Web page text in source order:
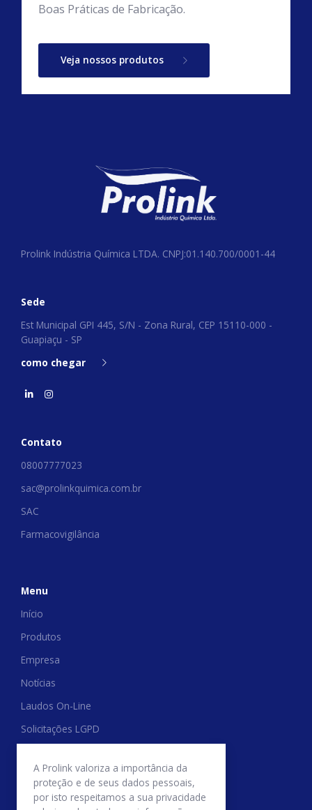
Boas Práticas de Fabricação.
Veja nossos produtos
Prolink Indústria Química LTDA. CNPJ:01.140.700/0001-44
Sede
Est Municipal GPI 445, S/N - Zona Rural, CEP 15110-000 -
Guapiaçu - SP
como chegar
Contato
08007777023
sac@prolinkquimica.com.br
SAC
Farmacovigilância
Menu
Início
Produtos
Empresa
Notícias
Laudos On-Line
Solicitações LGPD
Relatório de Transparência Salarial
Politica de Trocas e Devoluções
A Prolink valoriza a importância da
proteção e de seus dados pessoais,
por isto respeitamos a sua privacidade